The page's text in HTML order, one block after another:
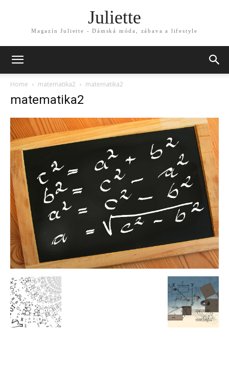
Juliette
Magazín Juliette - Dámská móda, zábava a lifestyle
Home matematika2 matematika2
matematika2